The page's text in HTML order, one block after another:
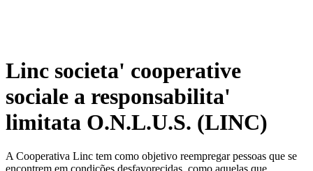
Linc societa' cooperative
sociale a responsabilita'
limitata O.N.L.U.S. (LINC)
A Cooperativa Linc tem como objetivo reempregar pessoas que se